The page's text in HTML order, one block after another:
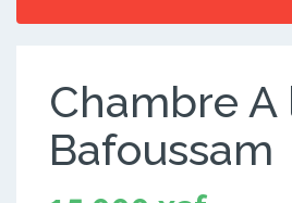
Chambre A
Bafoussam